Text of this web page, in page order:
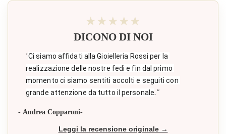
★★★★★
DICONO DI NOI
"Ci siamo affidati alla Gioielleria Rossi per la
realizzazione delle nostre fedi e fin dal primo
momento ci siamo sentiti accolti e seguiti con
grande attenzione da tutto il personale."
- Andrea Copparoni-
Leggi la recensione originale →